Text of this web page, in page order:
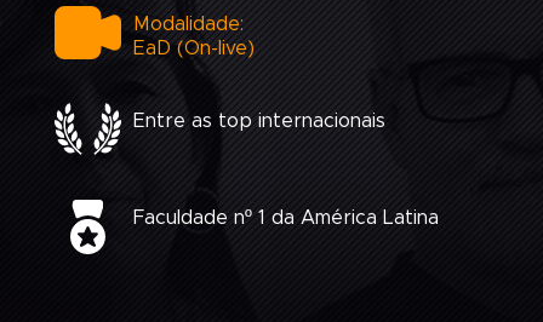
Modalidade:
EaD (On-live)
Entre as top internacionais
Faculdade nº 1 da América Latina